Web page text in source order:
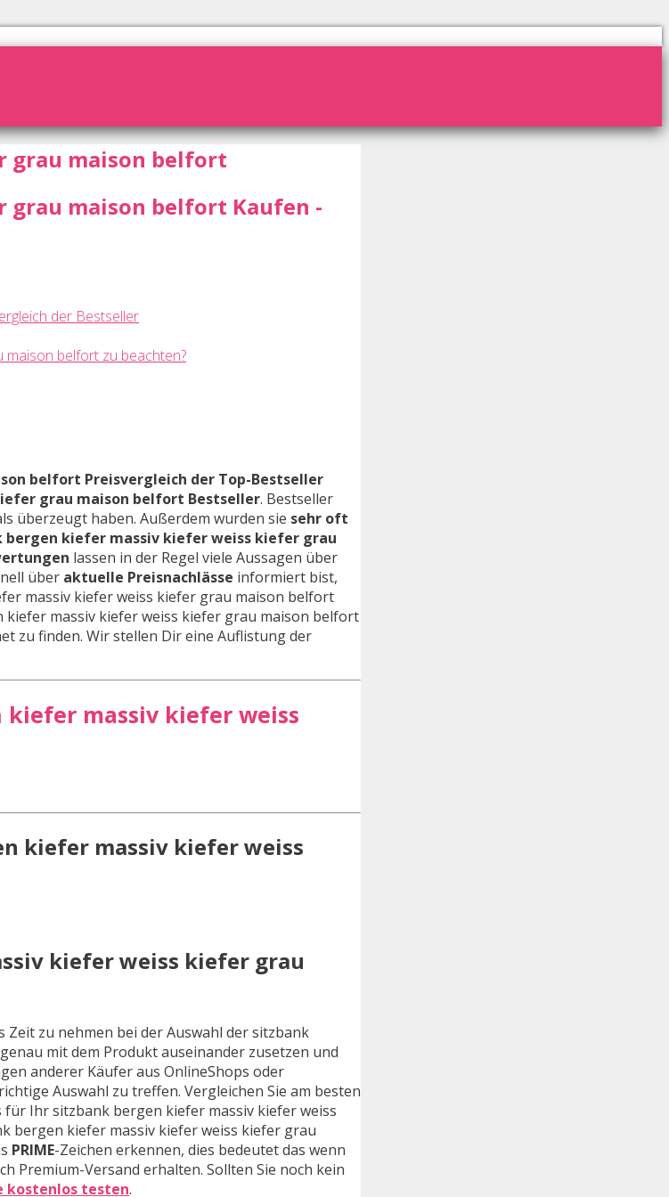
grau maison belfort
maison belfort Kaufen -
der Bestseller
maison belfort zu beachten?
belfort Preisvergleich der Top-Bestseller
grau maison belfort Bestseller. Bestseller
überzeugt haben. Außerdem wurden sie sehr oft
bergen kiefer massiv kiefer weiss kiefer grau
lassen in der Regel viele Aussagen über
über aktuelle Preisnachlässe informiert bist,
massiv kiefer weiss kiefer grau maison belfort
massiv kiefer weiss kiefer grau maison belfort
zu finden. Wir stellen Dir eine Auflistung der
kiefer massiv kiefer weiss
kiefer massiv kiefer weiss
kiefer weiss kiefer grau
Zeit zu nehmen bei der Auswahl der sitzbank
mit dem Produkt auseinander zusetzen und
anderer Käufer aus OnlineShops oder
Auswahl zu treffen. Vergleichen Sie am besten
Ihr sitzbank bergen kiefer massiv kiefer weiss
bergen kiefer massiv kiefer weiss kiefer grau
PRIME-Zeichen erkennen, dies bedeutet das wenn
Premium-Versand erhalten. Sollten Sie noch kein
kostenlos testen.